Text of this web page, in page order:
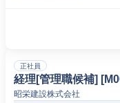
正社員
経理[管理職候補]
昭栄建設株式会社